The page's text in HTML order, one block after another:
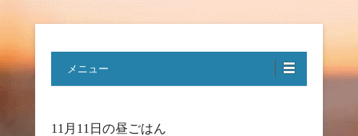
特定非営利活動法人ハートフルボ
イス
メニュー
11月11日の昼ごはん